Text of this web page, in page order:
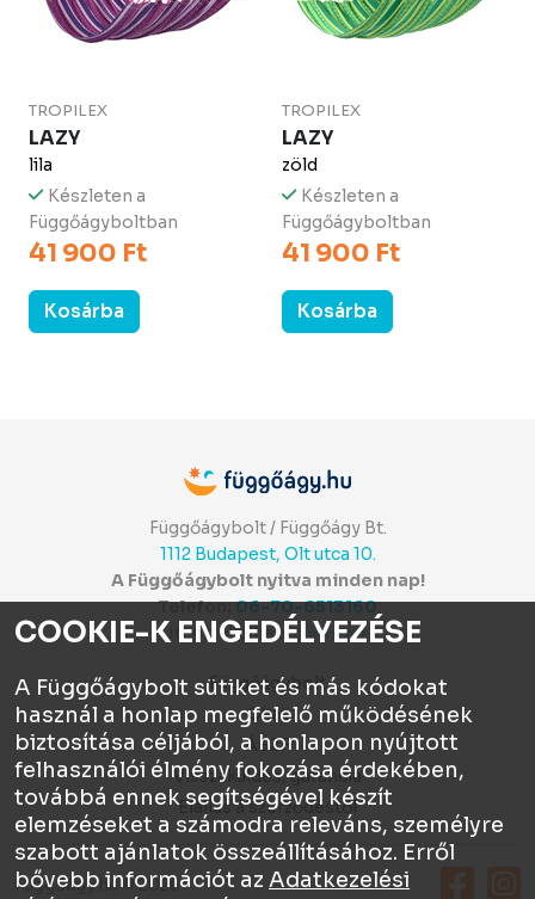
TROPILEX
LAZY
lila
Készleten a
Függőágyboltban
41 900 Ft
Kosárba
TROPILEX
LAZY
zöld
Készleten a
Függőágyboltban
41 900 Ft
Kosárba
Függőágybolt / Függőágy Bt.
1112 Budapest, Olt utca 10.
A Függőágybolt nyitva minden nap!
Telefon:06-70-6513160
Itt értékelhetsz:⭐⭐⭐⭐⭐
Függőágybolt
Chat
ÁSZF
Visszaküldés, garancia
Elállás a szerződéstől
Függőágy.hu © 2026
COOKIE-K ENGEDÉLYEZÉSE
A Függőágybolt sütiket és más kódokat
használ a honlap megfelelő működésének
biztosítása céljából, a honlapon nyújtott
felhasználói élmény fokozása érdekében,
továbbá ennek segítségével készít
elemzéseket a számodra releváns, személyre
szabott ajánlatok összeállításához. Erről
bővebb információt az Adatkezelési